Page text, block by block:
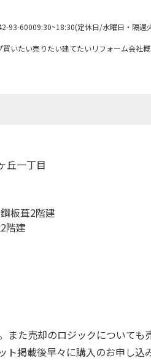
93-60009:30~18:30(定休日/水曜日・隔週
買いたい売りたい建てたいリフォーム会社
会員登録
丘一丁目
板葺2階建
階建
た売却のロジックについても
ト掲載後早々に購入のお申し込